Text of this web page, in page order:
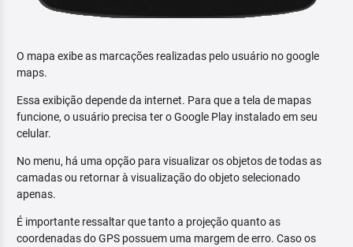
O mapa exibe as marcações realizadas pelo usuário no google
maps.
Essa exibição depende da internet. Para que a tela de mapas
funcione, o usuário precisa ter o Google Play instalado em seu
celular.
No menu, há uma opção para visualizar os objetos de todas as
camadas ou retornar à visualização do objeto selecionado
apenas.
É importante ressaltar que tanto a projeção quanto as
coordenadas do GPS possuem uma margem de erro. Caso os